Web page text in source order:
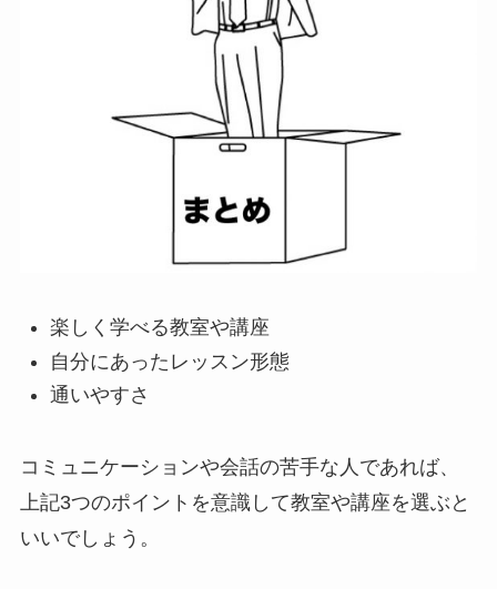
楽しく学べる教室や講座
自分にあったレッスン形態
通いやすさ
コミュニケーションや会話の苦手な人であれば、
上記3つのポイントを意識して教室や講座を選ぶと
いいでしょう。